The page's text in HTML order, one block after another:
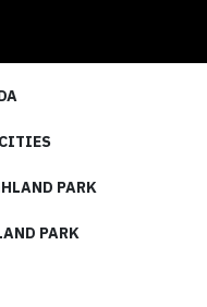
PARK
PARK